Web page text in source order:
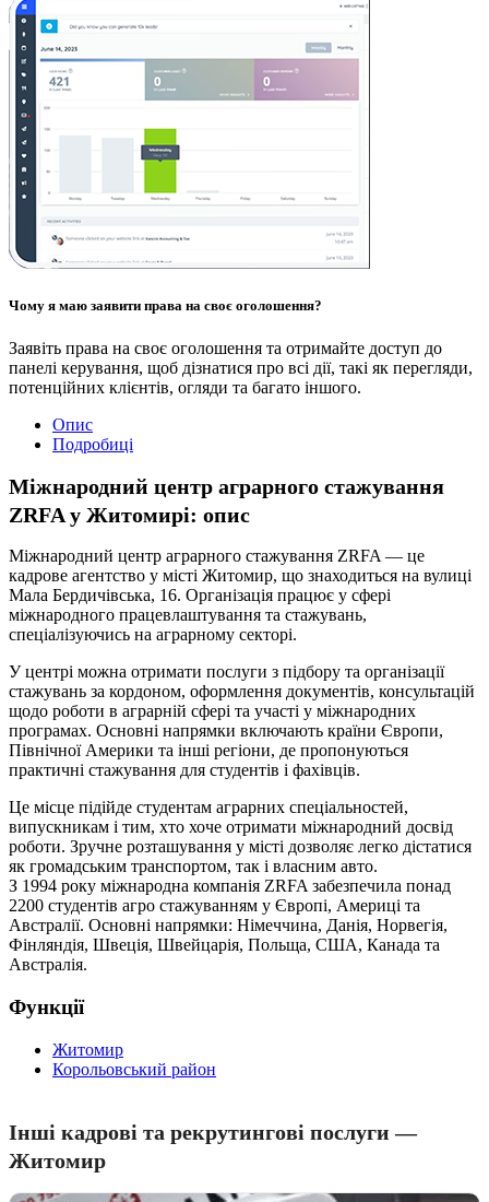
Чому я маю заявити права на своє оголошення?
Заявіть права на своє оголошення та отримайте доступ до
панелі керування, щоб дізнатися про всі дії, такі як перегляди,
потенційних клієнтів, огляди та багато іншого.
Опис
Подробиці
Міжнародний центр аграрного стажування
ZRFA у Житомирі: опис
Міжнародний центр аграрного стажування ZRFA — це
кадрове агентство у місті Житомир, що знаходиться на вулиці
Мала Бердичівська, 16. Організація працює у сфері
міжнародного працевлаштування та стажувань,
спеціалізуючись на аграрному секторі.
У центрі можна отримати послуги з підбору та організації
стажувань за кордоном, оформлення документів, консультацій
щодо роботи в аграрній сфері та участі у міжнародних
програмах. Основні напрямки включають країни Європи,
Північної Америки та інші регіони, де пропонуються
практичні стажування для студентів і фахівців.
Це місце підійде студентам аграрних спеціальностей,
випускникам і тим, хто хоче отримати міжнародний досвід
роботи. Зручне розташування у місті дозволяє легко дістатися
як громадським транспортом, так і власним авто.
З 1994 року міжнародна компанія ZRFA забезпечила понад
2200 студентів агро стажуванням у Європі, Америці та
Австралії. Основні напрямки: Німеччина, Данія, Норвегія,
Фінляндія, Швеція, Швейцарія, Польща, США, Канада та
Австралія.
Функції
Житомир
Корольовський район
Інші кадрові та рекрутингові послуги —
Житомир